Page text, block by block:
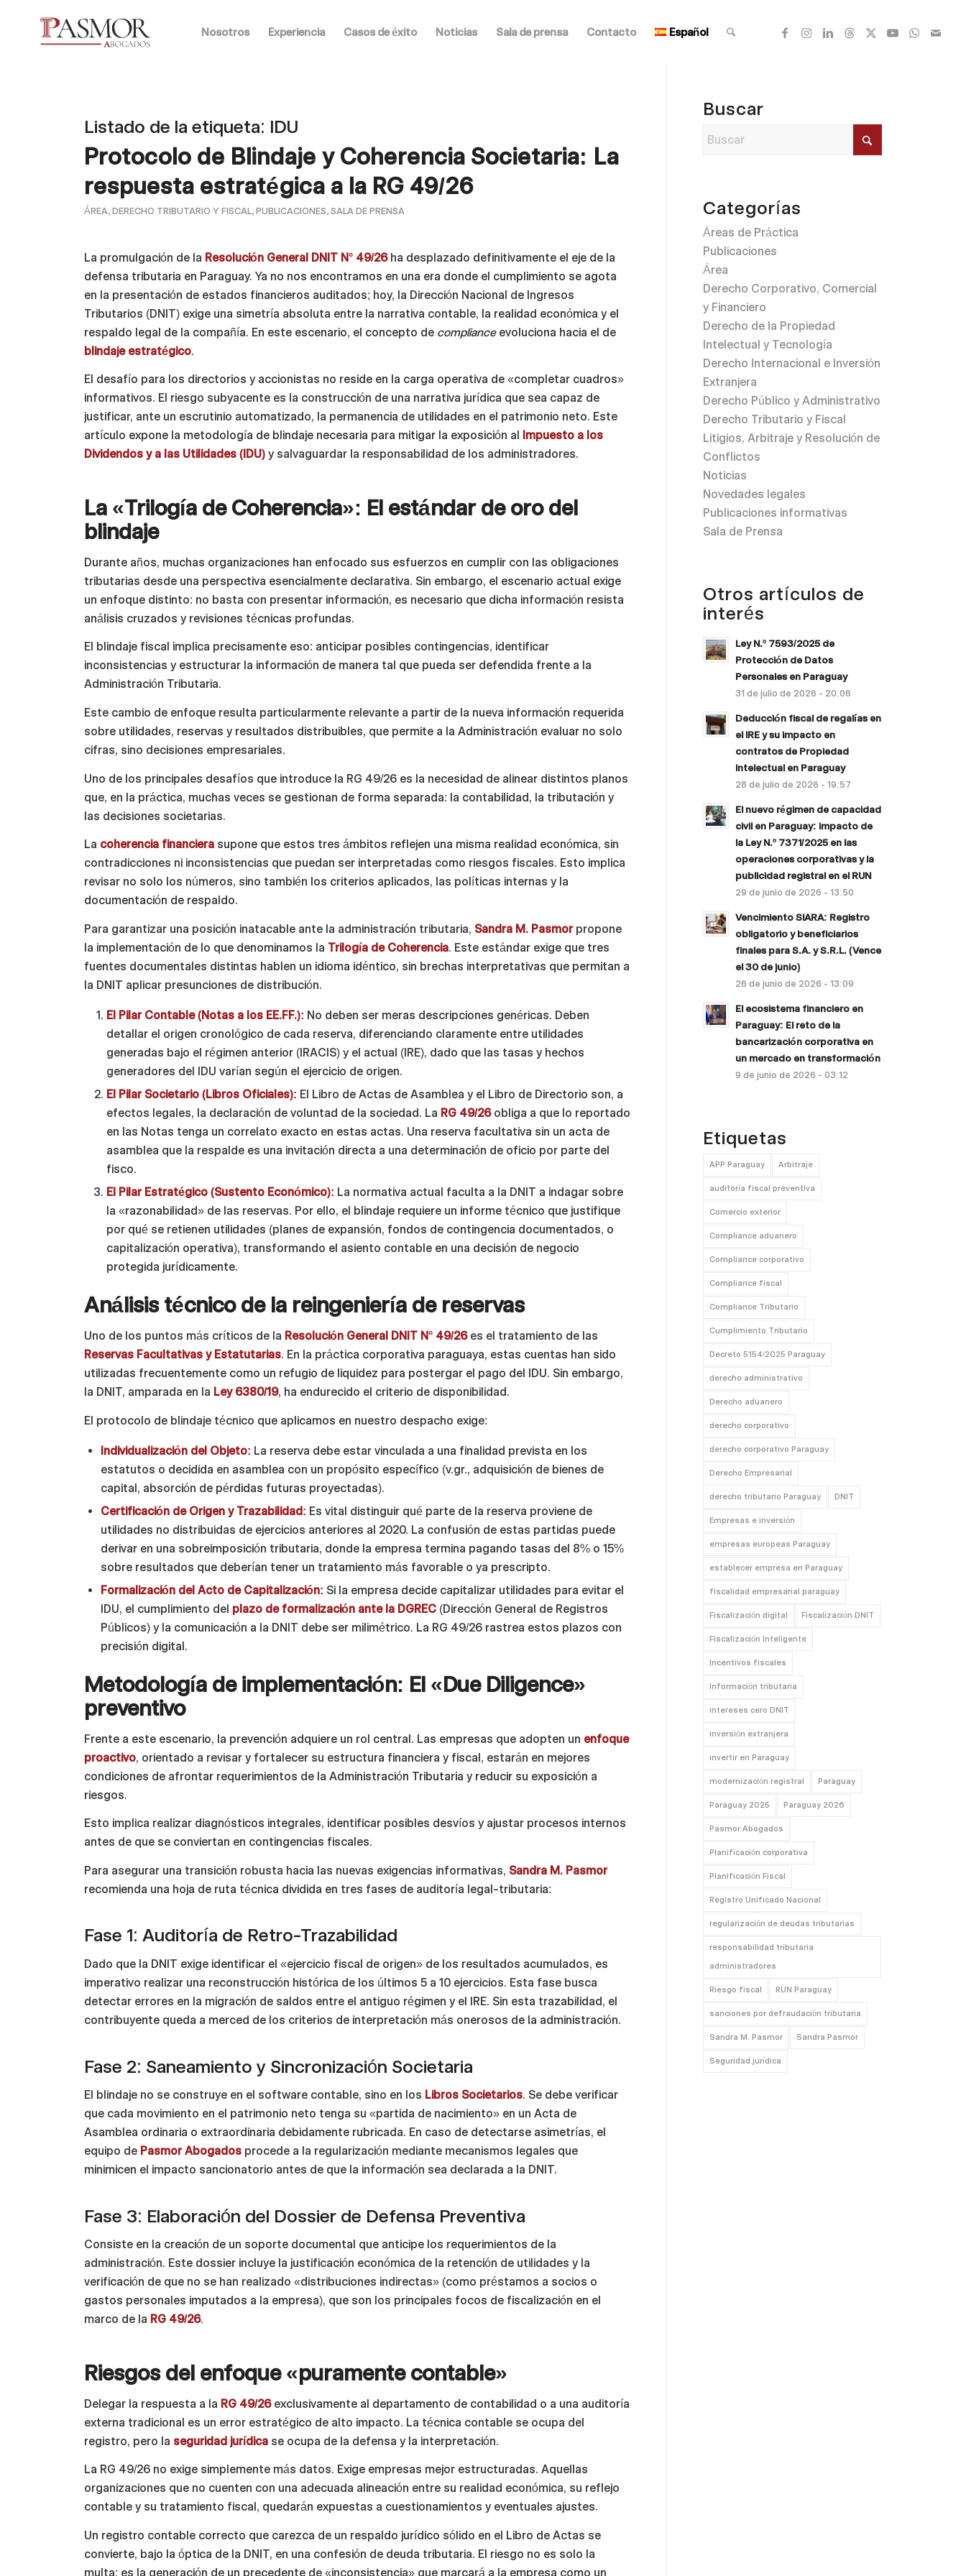
Nosotros Experiencia Casos de éxito Noticias Sala de prensa Contacto Español
Listado de la etiqueta: IDU
Protocolo de Blindaje y Coherencia Societaria: La
respuesta estratégica a la RG 49/26
ÁREA,DERECHO TRIBUTARIO Y FISCAL,PUBLICACIONES,SALA DE PRENSA
La promulgación de la Resolución General DNIT N° 49/26ha desplazado definitivamente el eje de la
defensa tributaria en Paraguay. Ya no nos encontramos en una era donde el cumplimiento se agota
en la presentación de estados financieros auditados; hoy, la Dirección Nacional de Ingresos
Tributarios (DNIT) exige una simetría absoluta entre la narrativa contable, la realidad económica y el
respaldo legal de la compañía. En este escenario, el concepto de complianceevoluciona hacia el de
blindaje estratégico.
El desafío para los directorios y accionistas no reside en la carga operativa de «completar cuadros»
informativos. El riesgo subyacente es la construcción de una narrativa jurídica que sea capaz de
justificar, ante un escrutinio automatizado, la permanencia de utilidades en el patrimonio neto. Este
artículo expone la metodología de blindaje necesaria para mitigar la exposición al
Impuesto a los
Dividendos y a las Utilidades (IDU) y salvaguardar la responsabilidad de los administradores.
La «Trilogía de Coherencia»: El estándar de oro del
blindaje
Durante años, muchas organizaciones han enfocado sus esfuerzos en cumplir con las obligaciones
tributarias desde una perspectiva esencialmente declarativa. Sin embargo, el escenario actual exige
un enfoque distinto: no basta con presentar información, es necesario que dicha información resista
análisis cruzados y revisiones técnicas profundas.
El blindaje fiscal implica precisamente eso: anticipar posibles contingencias, identificar
inconsistencias y estructurar la información de manera tal que pueda ser defendida frente a la
Administración Tributaria.
Este cambio de enfoque resulta particularmente relevante a partir de la nueva información requerida
sobre utilidades, reservas y resultados distribuibles, que permite a la Administración evaluar no solo
cifras, sino decisiones empresariales.
Uno de los principales desafíos que introduce la RG 49/26 es la necesidad de alinear distintos planos
que, en la práctica, muchas veces se gestionan de forma separada: la contabilidad, la tributación y
las decisiones societarias.
La coherencia financiera supone que estos tres ámbitos reflejen una misma realidad económica, sin
contradicciones ni inconsistencias que puedan ser interpretadas como riesgos fiscales. Esto implica
revisar no solo los números, sino también los criterios aplicados, las políticas internas y la
documentación de respaldo.
Para garantizar una posición inatacable ante la administración tributaria, Sandra M. Pasmorpropone
la implementación de lo que denominamos la Trilogía de Coherencia. Este estándar exige que tres
fuentes documentales distintas hablen un idioma idéntico, sin brechas interpretativas que permitan a
la DNIT aplicar presunciones de distribución.
El Pilar Contable (Notas a los EE.FF.): No deben ser meras descripciones genéricas. Deben
detallar el origen cronológico de cada reserva, diferenciando claramente entre utilidades
generadas bajo el régimen anterior (IRACIS) y el actual (IRE), dado que las tasas y hechos
generadores del IDU varían según el ejercicio de origen.
El Pilar Societario (Libros Oficiales): El Libro de Actas de Asamblea y el Libro de Directorio son, a
efectos legales, la declaración de voluntad de la sociedad. La RG 49/26obliga a que lo reportado
en las Notas tenga un correlato exacto en estas actas. Una reserva facultativa sin un acta de
asamblea que la respalde es una invitación directa a una determinación de oficio por parte del
fisco.
El Pilar Estratégico (Sustento Económico): La normativa actual faculta a la DNIT a indagar sobre
la «razonabilidad» de las reservas. Por ello, el blindaje requiere un informe técnico que justifique
por qué se retienen utilidades (planes de expansión, fondos de contingencia documentados, o
capitalización operativa), transformando el asiento contable en una decisión de negocio
protegida jurídicamente.
Análisis técnico de la reingeniería de reservas
Uno de los puntos más críticos de la Resolución General DNIT N° 49/26es el tratamiento de las
Reservas Facultativas y Estatutarias. En la práctica corporativa paraguaya, estas cuentas han sido
utilizadas frecuentemente como un refugio de liquidez para postergar el pago del IDU. Sin embargo,
la DNIT, amparada en la Ley 6380/19, ha endurecido el criterio de disponibilidad.
El protocolo de blindaje técnico que aplicamos en nuestro despacho exige:
Individualización del Objeto: La reserva debe estar vinculada a una finalidad prevista en los
estatutos o decidida en asamblea con un propósito específico (v.gr., adquisición de bienes de
capital, absorción de pérdidas futuras proyectadas).
Certificación de Origen y Trazabilidad: Es vital distinguir qué parte de la reserva proviene de
utilidades no distribuidas de ejercicios anteriores al 2020. La confusión de estas partidas puede
derivar en una sobreimposición tributaria, donde la empresa termina pagando tasas del 8% o 15%
sobre resultados que deberían tener un tratamiento más favorable o ya prescripto.
Formalización del Acto de Capitalización: Si la empresa decide capitalizar utilidades para evitar el
IDU, el cumplimiento del plazo de formalización ante la DGREC (Dirección General de Registros
Públicos) y la comunicación a la DNIT debe ser milimétrico. La RG 49/26 rastrea estos plazos con
precisión digital.
Metodología de implementación: El «Due Diligence»
preventivo
Frente a este escenario, la prevención adquiere un rol central. Las empresas que adopten un enfoque
proactivo, orientado a revisar y fortalecer su estructura financiera y fiscal, estarán en mejores
condiciones de afrontar requerimientos de la Administración Tributaria y reducir su exposición a
riesgos.
Esto implica realizar diagnósticos integrales, identificar posibles desvíos y ajustar procesos internos
antes de que se conviertan en contingencias fiscales.
Para asegurar una transición robusta hacia las nuevas exigencias informativas, Sandra M. Pasmor
recomienda una hoja de ruta técnica dividida en tres fases de auditoría legal-tributaria:
Fase 1: Auditoría de Retro-Trazabilidad
Dado que la DNIT exige identificar el «ejercicio fiscal de origen» de los resultados acumulados, es
imperativo realizar una reconstrucción histórica de los últimos 5 a 10 ejercicios. Esta fase busca
detectar errores en la migración de saldos entre el antiguo régimen y el IRE. Sin esta trazabilidad, el
contribuyente queda a merced de los criterios de interpretación más onerosos de la administración.
Fase 2: Saneamiento y Sincronización Societaria
El blindaje no se construye en el software contable, sino en los Libros Societarios. Se debe verificar
que cada movimiento en el patrimonio neto tenga su «partida de nacimiento» en un Acta de
Asamblea ordinaria o extraordinaria debidamente rubricada. En caso de detectarse asimetrías, el
equipo de Pasmor Abogados procede a la regularización mediante mecanismos legales que
minimicen el impacto sancionatorio antes de que la información sea declarada a la DNIT.
Fase 3: Elaboración del Dossier de Defensa Preventiva
Consiste en la creación de un soporte documental que anticipe los requerimientos de la
administración. Este dossier incluye la justificación económica de la retención de utilidades y la
verificación de que no se han realizado «distribuciones indirectas» (como préstamos a socios o
gastos personales imputados a la empresa), que son los principales focos de fiscalización en el
marco de la RG 49/26.
Riesgos del enfoque «puramente contable»
Delegar la respuesta a la RG 49/26exclusivamente al departamento de contabilidad o a una auditoría
externa tradicional es un error estratégico de alto impacto. La técnica contable se ocupa del
registro, pero la seguridad jurídica se ocupa de la defensa y la interpretación.
La RG 49/26 no exige simplemente más datos. Exige empresas mejor estructuradas. Aquellas
organizaciones que no cuenten con una adecuada alineación entre su realidad económica, su reflejo
contable y su tratamiento fiscal, quedarán expuestas a cuestionamientos y eventuales ajustes.
Un registro contable correcto que carezca de un respaldo jurídico sólido en el Libro de Actas se
convierte, bajo la óptica de la DNIT, en una confesión de deuda tributaria. El riesgo no es solo la
multa; es la generación de un precedente de «inconsistencia» que marcará a la empresa como un
Buscar
Categorías
Áreas de Práctica
Publicaciones
Área
Derecho Corporativo, Comercial
y Financiero
Derecho de la Propiedad
Intelectual y Tecnología
Derecho Internacional e Inversión
Extranjera
Derecho Público y Administrativo
Derecho Tributario y Fiscal
Litigios, Arbitraje y Resolución de
Conflictos
Noticias
Novedades legales
Publicaciones informativas
Sala de Prensa
Otros artículos de
interés
Ley N.º 7593/2025 de
Protección de Datos
Personales en Paraguay
31 de julio de 2026 - 20:06
Deducción fiscal de regalías en
el IRE y su impacto en
contratos de Propiedad
Intelectual en Paraguay
28 de julio de 2026 - 19:57
El nuevo régimen de capacidad
civil en Paraguay: impacto de
la Ley N.º 7371/2025 en las
operaciones corporativas y la
publicidad registral en el RUN
29 de junio de 2026 - 13:50
Vencimiento SIARA: Registro
obligatorio y beneficiarios
finales para S.A. y S.R.L. (Vence
el 30 de junio)
26 de junio de 2026 - 13:09
El ecosistema financiero en
Paraguay: El reto de la
bancarización corporativa en
un mercado en transformación
9 de junio de 2026 - 03:12
Etiquetas
APP Paraguay Arbitraje
auditoría fiscal preventiva
Comercio exterior
Compliance aduanero
Compliance corporativo
Compliance fiscal
Compliance Tributario
Cumplimiento Tributario
Decreto 5154/2025 Paraguay
derecho administrativo
Derecho aduanero
derecho corporativo
derecho corporativo Paraguay
Derecho Empresarial
derecho tributario Paraguay DNIT
Empresas e inversión
empresas europeas Paraguay
establecer empresa en Paraguay
fiscalidad empresarial paraguay
Fiscalización digital Fiscalización DNIT
Fiscalización Inteligente
Incentivos fiscales
Información tributaria
intereses cero DNIT
inversión extranjera
invertir en Paraguay
modernización registral Paraguay
Paraguay 2025 Paraguay 2026
Pasmor Abogados
Planificación corporativa
Planificación Fiscal
Registro Unificado Nacional
regularización de deudas tributarias
responsabilidad tributaria
administradores
Riesgo fiscal RUN Paraguay
sanciones por defraudación tributaria
Sandra M. Pasmor Sandra Pasmor
Seguridad jurídica